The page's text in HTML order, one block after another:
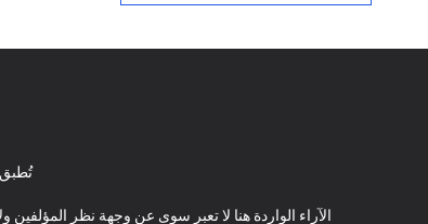
الآراء الواردة هنا لا تعبر سوى عن وجهة نظر